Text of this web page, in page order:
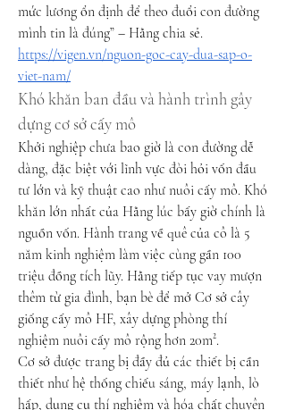
mức lương ổn định để theo đuổi con đường
mình tin là đúng” – Hằng chia sẻ.
https://vigen.vn/nguon-goc-cay-dua-sap-o-
viet-nam/
Khó khăn ban đầu và hành trình gây
dựng cơ sở cấy mô
Khởi nghiệp chưa bao giờ là con đường dễ
dàng, đặc biệt với lĩnh vực đòi hỏi vốn đầu
tư lớn và kỹ thuật cao như nuôi cấy mô. Khó
khăn lớn nhất của Hằng lúc bấy giờ chính là
nguồn vốn. Hành trang về quê của cô là 5
năm kinh nghiệm làm việc cùng gần 100
triệu đồng tích lũy. Hằng tiếp tục vay mượn
thêm từ gia đình, bạn bè để mở Cơ sở cây
giống cấy mô HF, xây dựng phòng thí
nghiệm nuôi cấy mô rộng hơn 20m².
Cơ sở được trang bị đầy đủ các thiết bị cần
thiết như hệ thống chiếu sáng, máy lạnh, lò
hấp, dụng cụ thí nghiệm và hóa chất chuyên